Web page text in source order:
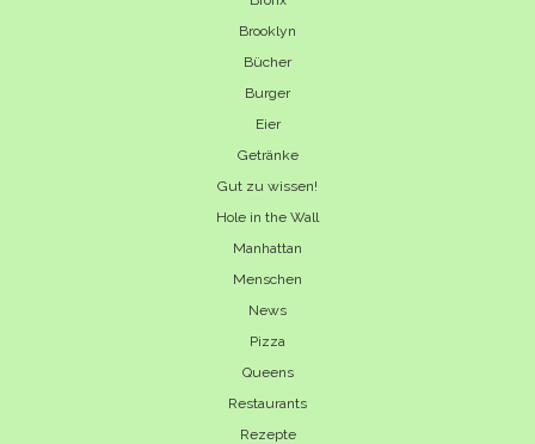
Brooklyn
Bücher
Burger
Eier
Getränke
Gut zu wissen!
Hole in the Wall
Manhattan
Menschen
News
Pizza
Queens
Restaurants
Rezepte